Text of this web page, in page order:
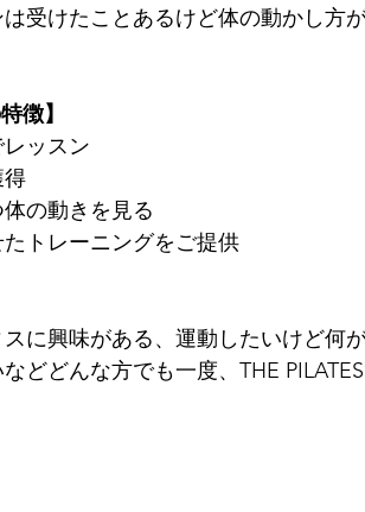
受けたことあるけど体の動かし方
徴】
レッスン
得
の動きを見る
たトレーニングをご提供
に興味がある、運動したいけど何
どどんな方でも一度、THE